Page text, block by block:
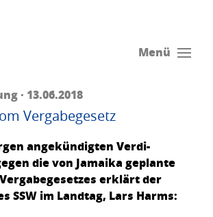
Menü
· 13.06.2018
Vergabegesetz
angekündigten Verdi-
die von Jamaika geplante
erklärt der
SSW im Landtag, Lars Harms: